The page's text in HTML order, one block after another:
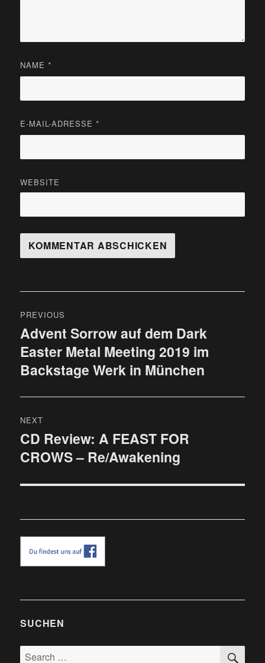
NAME *
E-MAIL-ADRESSE *
WEBSITE
PREVIOUS
Previous
post:
Advent Sorrow auf dem Dark
Easter Metal Meeting 2019 im
Backstage Werk in München
NEXT
Next
post:
CD Review: A FEAST FOR
CROWS – Re/Awakening
SUCHEN
Search